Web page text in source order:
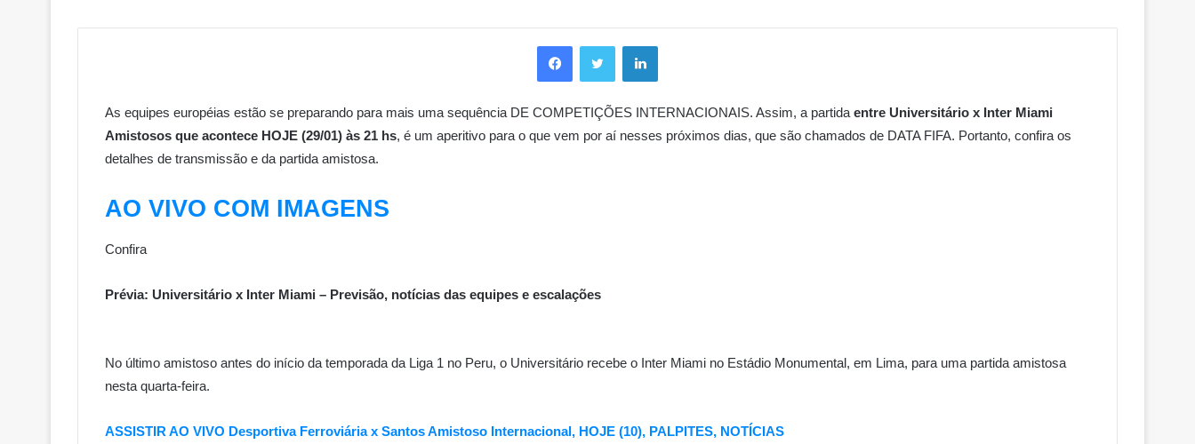
FacebookTwitter Linkedin
As equipes européias estão se preparando para mais uma sequência DE COMPETIÇÕES INTERNACIONAIS. Assim, a partida entre Universitário x Inter Miami
Amistosos que acontece HOJE (29/01) às 21 hs, é um aperitivo para o que vem por aí nesses próximos dias, que são chamados de DATA FIFA. Portanto, confira os
detalhes de transmissão e da partida amistosa.
AO VIVO COM IMAGENS
Confira
Prévia: Universitário x Inter Miami – Previsão, notícias das equipes e escalações
No último amistoso antes do início da temporada da Liga 1 no Peru, o Universitário recebe o Inter Miami no Estádio Monumental, em Lima, para uma partida amistosa
nesta quarta-feira.
ASSISTIR AO VIVO Desportiva Ferroviária x Santos Amistoso Internacional, HOJE (10), PALPITES, NOTÍCIAS